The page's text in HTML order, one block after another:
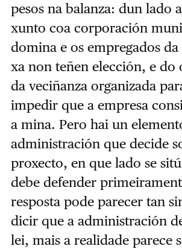
pesos na balanza: dun lado
xunto coa corporación
domina e os empregados
xa non teñen elección, e do
da veciñanza organizada
impedir que a empresa
a mina. Pero hai un
administración que decide
proxecto, en que lado se
debe defender
resposta pode parecer tan
dicir que a administración
lei, mais a realidade parece